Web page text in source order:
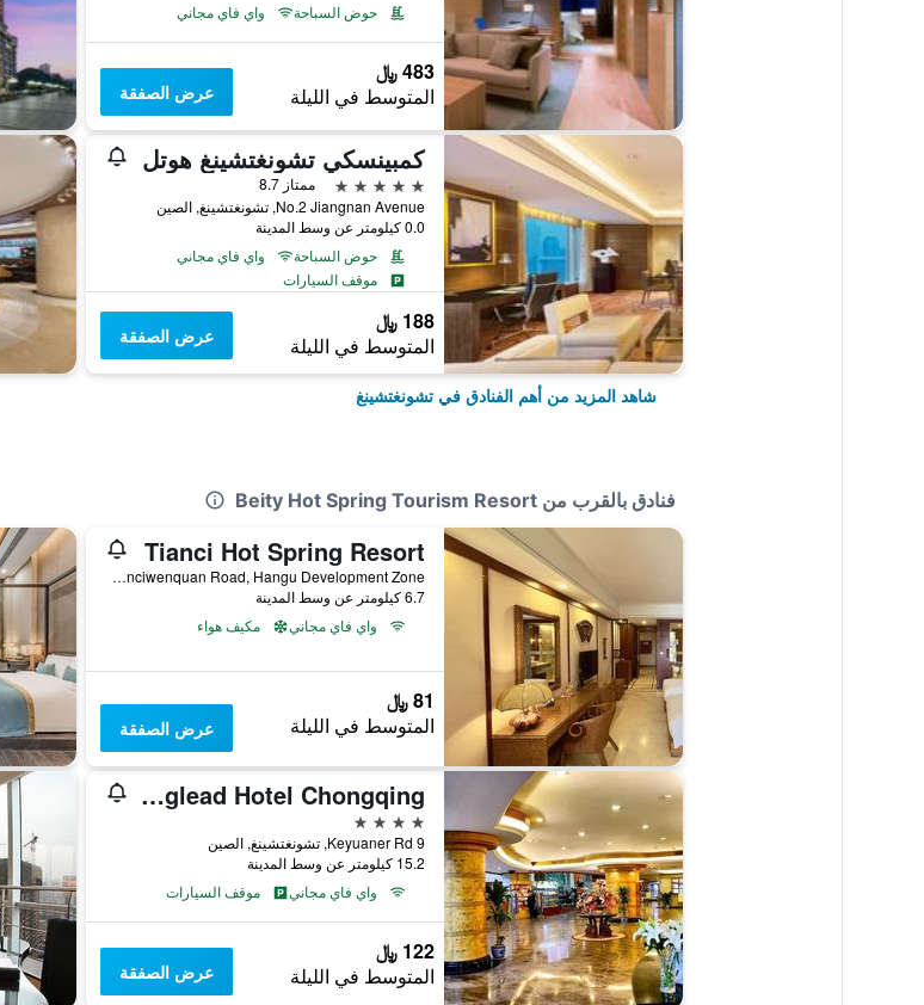
حوض السباحة
واي فاي مجاني
483 ﷼
المتوسط في الليلة عرض الصفقة
كمبينسكي تشونغتشينغ هوتل
5 نجوم
ممتاز 8.7
No.2 Jiangnan Avenue, تشونغتشينغ, الصين
0.0 كيلومتر عن وسط المدينة
حوض السباحة
واي فاي مجاني
موقف السيارات
188 ﷼
المتوسط في الليلة عرض الصفقة
شاهد المزيد من أهم الفنادق في تشونغتشينغ
فنادق بالقرب من Beity Hot Spring Tourism Resort
Tianci Hot Spring Resort
No. 1, Tianciwenquan Road, Hangu Development Zone, تشونغتشينغ, الصين
6.7 كيلومتر عن وسط المدينة
واي فاي مجاني
مكيف هواء
81 ﷼
المتوسط في الليلة عرض الصفقة
Kinglead Hotel Chongqing
4 نجوم
9 Keyuaner Rd, تشونغتشينغ, الصين
15.2 كيلومتر عن وسط المدينة
واي فاي مجاني
موقف السيارات
122 ﷼
المتوسط في الليلة عرض الصفقة